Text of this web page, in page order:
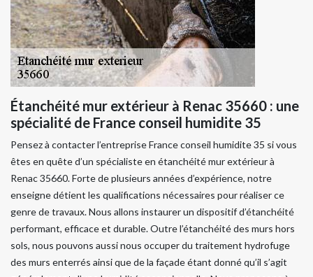
Étanchéité mur extérieur à Renac 35660 : une
spécialité de France conseil humidite 35
Pensez à contacter l’entreprise France conseil humidite 35 si vous
êtes en quête d’un spécialiste en étanchéité mur extérieur à
Renac 35660. Forte de plusieurs années d’expérience, notre
enseigne détient les qualifications nécessaires pour réaliser ce
genre de travaux. Nous allons instaurer un dispositif d’étanchéité
performant, efficace et durable. Outre l’étanchéité des murs hors
sols, nous pouvons aussi nous occuper du traitement hydrofuge
des murs enterrés ainsi que de la façade étant donné qu’il s’agit